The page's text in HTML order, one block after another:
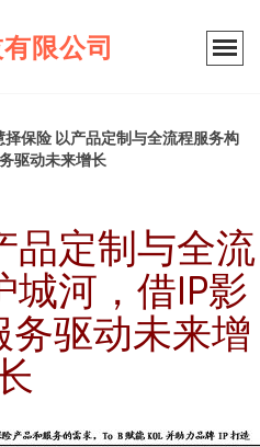
限公司
择保险 以产品定制与全流程服务构
驱动未来增长
品定制与全流
城河，借IP影
驱动未来增